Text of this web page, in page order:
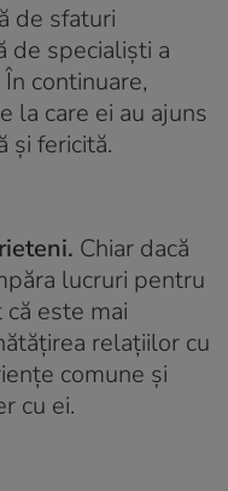
de sfaturi
de specialiști a
continuare,
la care ei au ajuns
și fericită.
Chiar dacă
lucruri pentru
este mai
relațiilor cu
comune și
cu ei.